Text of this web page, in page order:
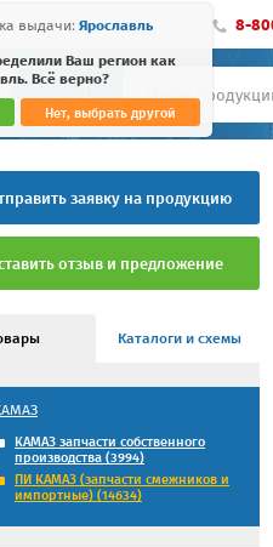
выдачи: Ярославль
Ваш регион как
Всё верно?
Нет, выбрать другой
8-
заявку на продукцию
отзыв и предложение
Каталоги и схемы
КАМАЗ запчасти собственного
производства (3994)
ПИ КАМАЗ (запчасти смежников и
импортные) (14634)